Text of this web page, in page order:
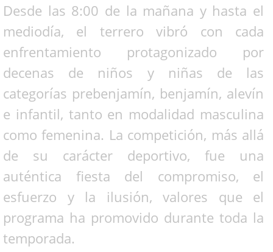
Desde las 8:00 de la mañana y hasta el
mediodía, el terrero vibró con cada
enfrentamiento protagonizado por
decenas de niños y niñas de las
categorías prebenjamín, benjamín, alevín
e infantil, tanto en modalidad masculina
como femenina. La competición, más allá
de su carácter deportivo, fue una
auténtica fiesta del compromiso, el
esfuerzo y la ilusión, valores que el
programa ha promovido durante toda la
temporada.